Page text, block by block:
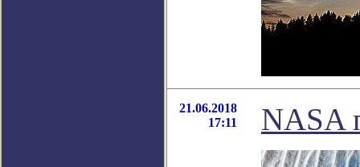
21.06.2018
17:11
NASA